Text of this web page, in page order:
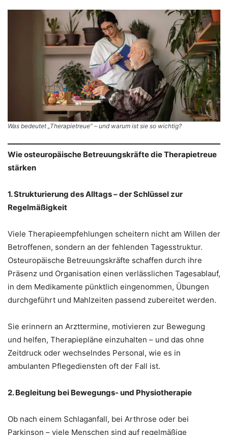
Was bedeutet „Therapietreue“ – und warum ist sie so wichtig?
Wie osteuropäische Betreuungskräfte die Therapietreue
stärken
1. Strukturierung des Alltags – der Schlüssel zur
Regelmäßigkeit
Viele Therapieempfehlungen scheitern nicht am Willen der
Betroffenen, sondern an der fehlenden Tagesstruktur.
Osteuropäische Betreuungskräfte schaffen durch ihre
Präsenz und Organisation einen verlässlichen Tagesablauf,
in dem Medikamente pünktlich eingenommen, Übungen
durchgeführt und Mahlzeiten passend zubereitet werden.
Sie erinnern an Arzttermine, motivieren zur Bewegung
und helfen, Therapiepläne einzuhalten – und das ohne
Zeitdruck oder wechselndes Personal, wie es in
ambulanten Pflegediensten oft der Fall ist.
2. Begleitung bei Bewegungs- und Physiotherapie
Ob nach einem Schlaganfall, bei Arthrose oder bei
Parkinson – viele Menschen sind auf regelmäßige